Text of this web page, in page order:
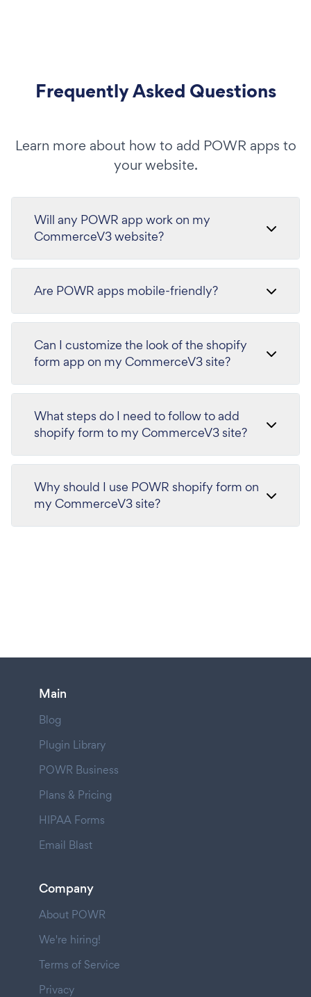
Frequently Asked Questions
Learn more about how to add POWR apps to
your website.
Will any POWR app work on my
CommerceV3 website?
Are POWR apps mobile-friendly?
Can I customize the look of the shopify
form app on my CommerceV3 site?
What steps do I need to follow to add
shopify form to my CommerceV3 site?
Why should I use POWR shopify form on
my CommerceV3 site?
Main
Blog
Plugin Library
POWR Business
Plans & Pricing
HIPAA Forms
Email Blast
Company
About POWR
We're hiring!
Terms of Service
Privacy